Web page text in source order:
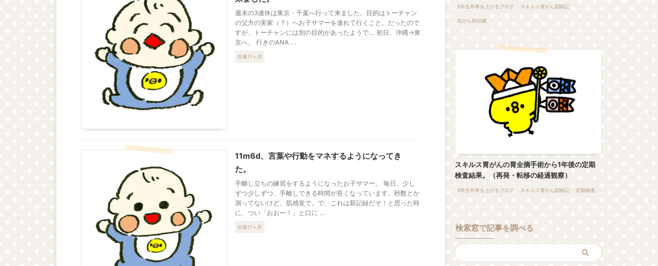
週末の3連休は東京・千葉へ行って来ました。目的はトーチャン
の父方の実家（？）へお子サマーを連れて行くこと。だったので
すが、トーチャンには別の目的があったようで... 初日、沖縄→東
京へ。 行きのANA ...
生後11ヶ月
11m6d、言葉や行動をマネするようになってき
た。
手離し立ちの練習をするようになったお子サマー。 毎日、少し
ずつ少しずつ、手離しできる時間が長くなっています。秒数とか
測ってないけど、肌感覚で。で、これは新記録だぞ！と思った時
に、つい「おおー！」と口に ...
生後11ヶ月
5年生存率を上げるブログ スキルス胃がん闘病記
抗がん剤治療
スキルス胃がんの胃全摘手術から1年後の定期
検査結果。（再発・転移の経過観察）
5年生存率を上げるブログ スキルス胃がん闘病記 定期検査
検索窓で記事を調べる